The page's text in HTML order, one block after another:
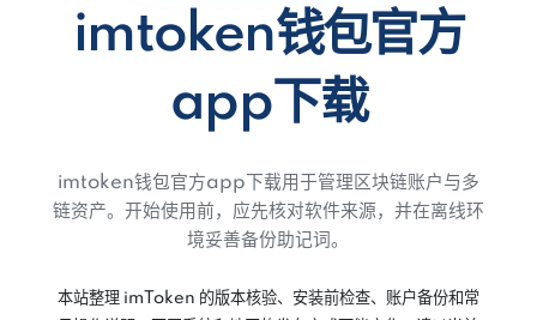
imtoken钱包官方
app下载
imtoken钱包官方app下载用于管理区块链账户与多
链资产。开始使用前，应先核对软件来源，并在离线环
境妥善备份助记词。
本站整理 imToken 的版本核验、安装前检查、账户备份和常